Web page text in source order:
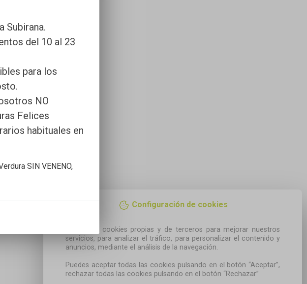
Configuración de cookies
Utilizamos cookies propias y de terceros para mejorar nuestros
servicios, para analizar el tráfico, para personalizar el contenido y
anuncios, mediante el análisis de la navegación.
Puedes aceptar todas las cookies pulsando en el botón “Aceptar”,
rechazar todas las cookies pulsando en el botón “Rechazar”
Subirana.
del 10 al 23
para los
NO
Felices
habituales en
SIN VENENO,